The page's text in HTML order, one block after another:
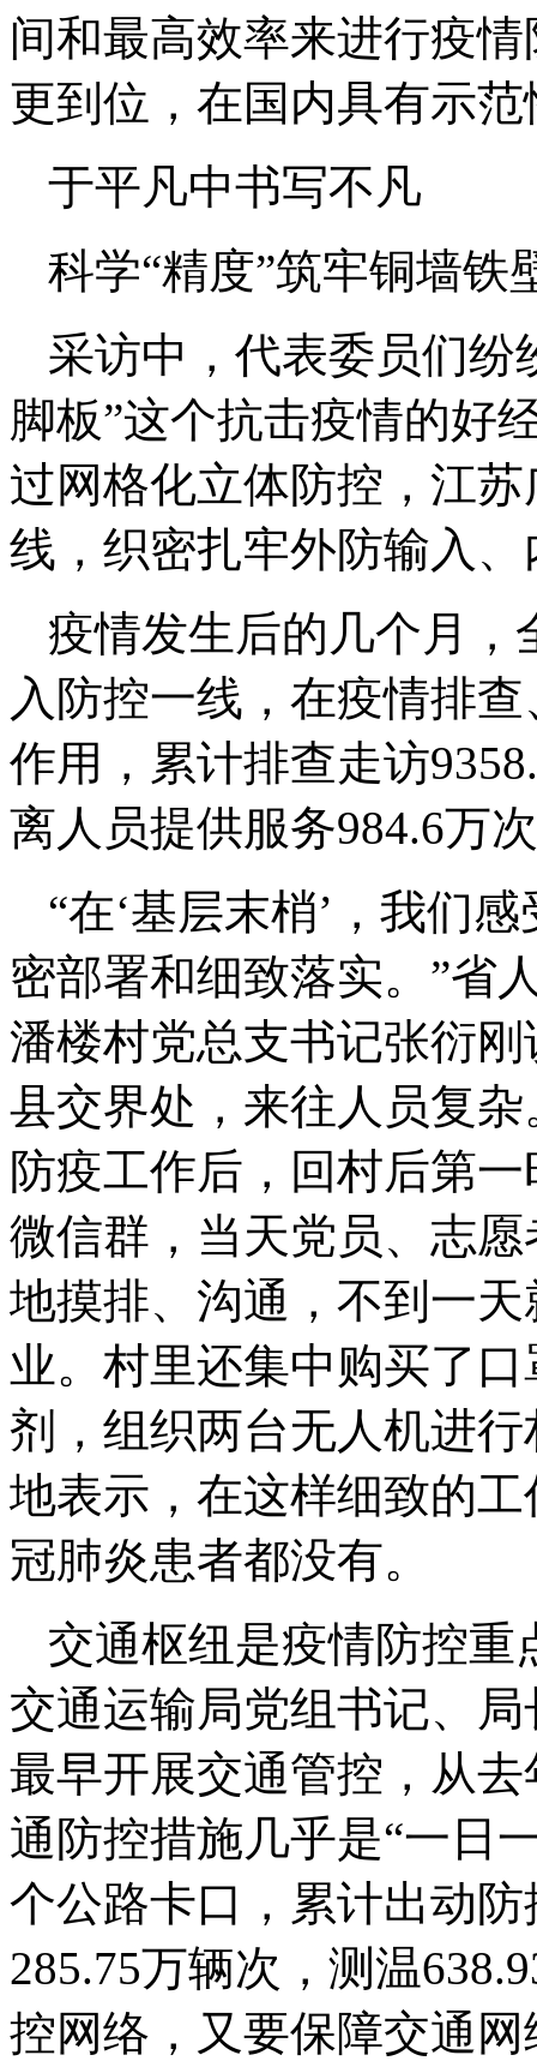
间和最高效率来进行疫
更到位，在国内具有示范
于平凡中书写不凡
科学“精度”筑牢铜墙铁
采访中，代表委员们纷
脚板”这个抗击疫情的好
过网格化立体防控，江
线，织密扎牢外防输入
疫情发生后的几个月，
入防控一线，在疫情排
作用，累计排查走访
离人员提供服务984.6万
“在‘基层末梢’，我们
密部署和细致落实。”省
潘楼村党总支书记张衍
县交界处，来往人员复
防疫工作后，回村后第
微信群，当天党员、志
地摸排、沟通，不到一
业。村里还集中购买了
剂，组织两台无人机进
地表示，在这样细致的
冠肺炎患者都没有。
交通枢纽是疫情防控重
交通运输局党组书记、
最早开展交通管控，从
通防控措施几乎是“一日
个公路卡口，累计出动
285.75万辆次，测温
控网络，又要保障交通